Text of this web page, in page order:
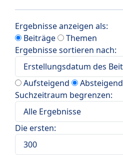
Ergebnisse anzeigen als:
Beiträge
Themen
Ergebnisse sortieren nach:
Aufsteigend
Absteigend
Suchzeitraum begrenzen:
Die ersten: